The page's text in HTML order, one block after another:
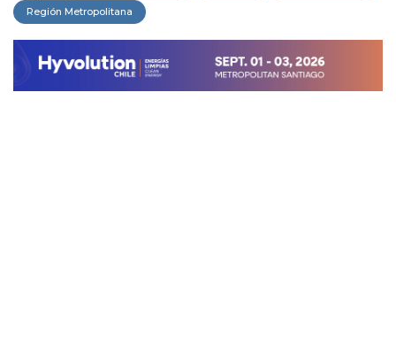
Región Metropolitana